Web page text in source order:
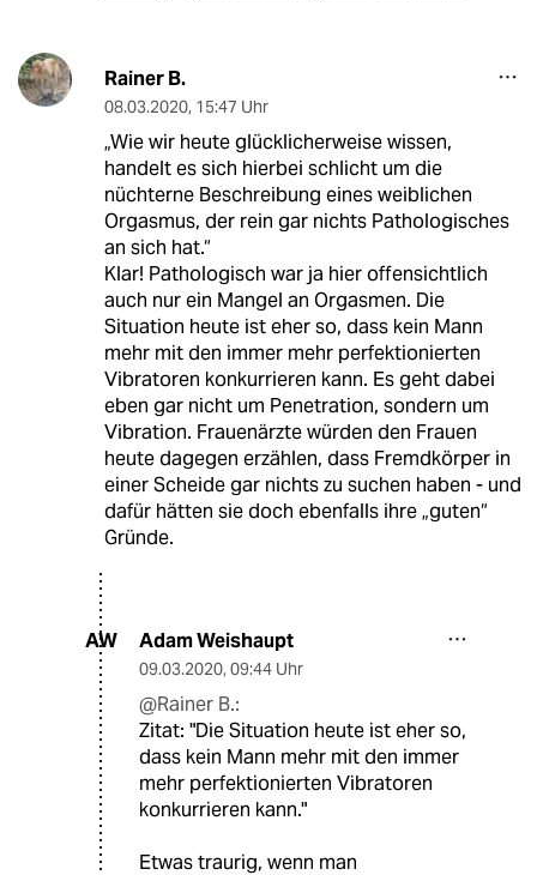
Rainer B.
08.03.2020, 15:47 Uhr
„Wie wir heute glücklicherweise wissen,
handelt es sich hierbei schlicht um die
nüchterne Beschreibung eines weiblichen
Orgasmus, der rein gar nichts Pathologisches
an sich hat.“
Klar! Pathologisch war ja hier offensichtlich
auch nur ein Mangel an Orgasmen. Die
Situation heute ist eher so, dass kein Mann
mehr mit den immer mehr perfektionierten
Vibratoren konkurrieren kann. Es geht dabei
eben gar nicht um Penetration, sondern um
Vibration. Frauenärzte würden den Frauen
heute dagegen erzählen, dass Fremdkörper in
einer Scheide gar nichts zu suchen haben - und
dafür hätten sie doch ebenfalls ihre „guten“
Gründe.
AW Adam Weishaupt
09.03.2020, 09:44 Uhr
@Rainer B.:
Zitat: "Die Situation heute ist eher so,
dass kein Mann mehr mit den immer
mehr perfektionierten Vibratoren
konkurrieren kann."
Etwas traurig, wenn man